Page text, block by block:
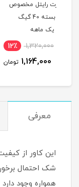
سیم کارت
مودم)
4,400,000
معرفی
این کاور از
شک احتمال
همواره وجود